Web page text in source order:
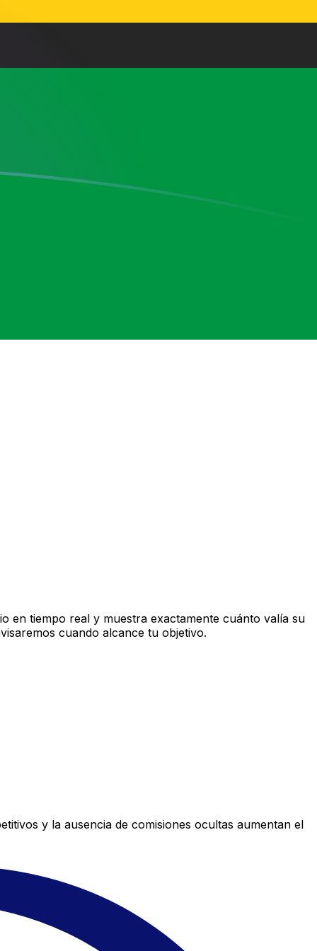
en tiempo real y muestra exactamente cuánto valía su
cuando alcance tu objetivo.
y la ausencia de comisiones ocultas aumentan el